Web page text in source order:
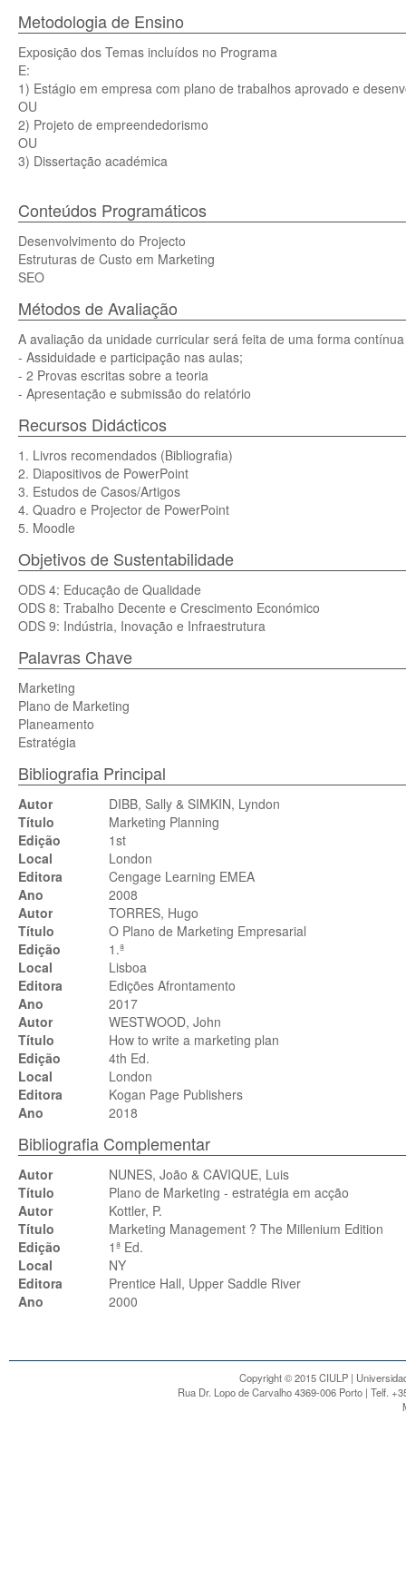
Metodologia de Ensino
Exposição dos Temas incluídos no Programa
E:
1) Estágio em empresa com plano de trabalhos aprovado e
OU
2) Projeto de empreendedorismo
OU
3) Dissertação académica
Conteúdos Programáticos
Desenvolvimento do Projecto
Estruturas de Custo em Marketing
SEO
Métodos de Avaliação
A avaliação da unidade curricular será feita de uma forma
- Assiduidade e participação nas aulas;
- 2 Provas escritas sobre a teoria
- Apresentação e submissão do relatório
Recursos Didácticos
1. Livros recomendados (Bibliografia)
2. Diapositivos de PowerPoint
3. Estudos de Casos/Artigos
4. Quadro e Projector de PowerPoint
5. Moodle
Objetivos de Sustentabilidade
ODS 4: Educação de Qualidade
ODS 8: Trabalho Decente e Crescimento Económico
ODS 9: Indústria, Inovação e Infraestrutura
Palavras Chave
Marketing
Plano de Marketing
Planeamento
Estratégia
Bibliografia Principal
Autor
DIBB, Sally & SIMKIN, Lyndon
Título
Marketing Planning
Edição
1st
Local
London
Editora
Cengage Learning EMEA
Ano
2008
Autor
TORRES, Hugo
Título
O Plano de Marketing Empresarial
Edição
1.ª
Local
Lisboa
Editora
Edições Afrontamento
Ano
2017
Autor
WESTWOOD, John
Título
How to write a marketing plan
Edição
4th Ed.
Local
London
Editora
Kogan Page Publishers
Ano
2018
Bibliografia Complementar
Autor
NUNES, João & CAVIQUE, Luis
Título
Plano de Marketing - estratégia em acção
Autor
Kottler, P.
Título
Marketing Management ? The Millenium Edition
Edição
1ª Ed.
Local
NY
Editora
Prentice Hall, Upper Saddle River
Ano
2000
Copyright © 2015 CIULP |
Rua Dr. Lopo de Carvalho 4369-006 Porto | Telf.